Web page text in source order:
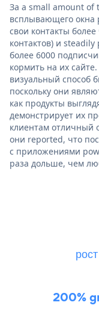
За a small amount of
всплывающего окна
свои контакты
контактов) и
более 6000
кормить на их
визуальный способ
поскольку они
как продукты
демонстрирует их
клиентам отличный
они reported, что
с приложениями
раза дольше, чем
200%